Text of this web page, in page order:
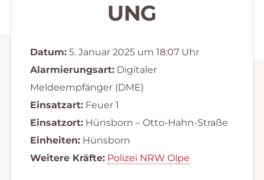
UNG
Datum:5. Januar 2025 um 18:07 Uhr
Alarmierungsart:Digitaler
Meldeempfänger (DME)
Einsatzart:Feuer 1
Einsatzort:Hünsborn – Otto-Hahn-Straße
Einheiten:Hünsborn
Weitere Kräfte: Polizei NRW Olpe